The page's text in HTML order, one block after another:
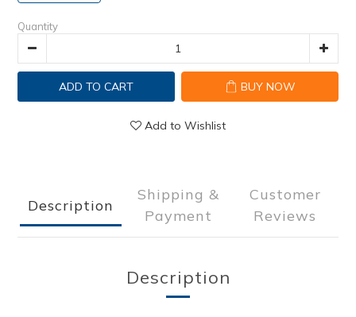
Quantity
ADD TO CART BUY NOW
Add to Wishlist
Description
Shipping &
Payment
Customer
Reviews
Description